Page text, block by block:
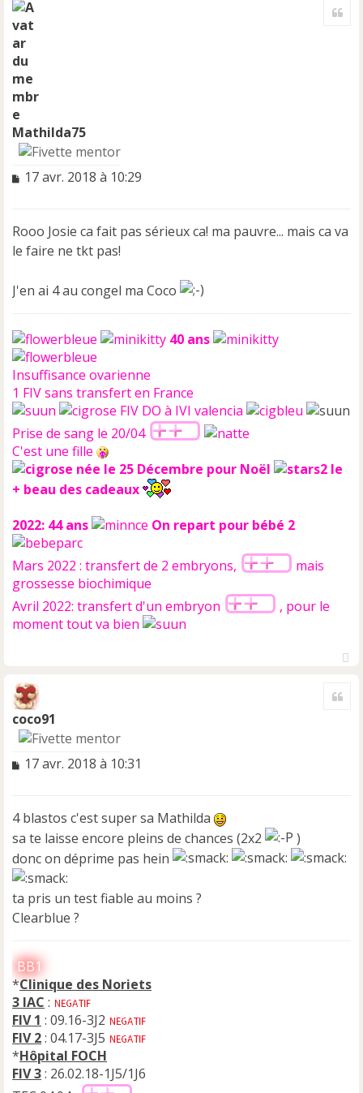
Mathilda75
M
a
g
n
o
l
u
17 avr. 2018 à 10:29
Rooo Josie ca fait pas sérieux ca! ma pauvre... mais ca va
le faire ne tkt pas!
J'en ai 4 au congel ma Coco
40 ans
Insuffisance ovarienne
1 FIV sans transfert en France
FIV DO à IVI valencia
Prise de sang le 20/04
C'est une fille
née le 25 Décembre pour Noël
le
+ beau des cadeaux
2022: 44 ans
On repart pour bébé 2
Mars 2022 : transfert de 2 embryons,
mais
grossesse biochimique
Avril 2022: transfert d'un embryon
, pour le
moment tout va bien
coco91
M
s
a
g
e
n
o
n
l
17 avr. 2018 à 10:31
4 blastos c'est super sa Mathilda
sa te laisse encore pleins de chances (2x2
)
donc on déprime pas hein
ta pris un test fiable au moins ?
Clearblue ?
BB1
*Clinique des Noriets
3 IAC :
FIV 1 : 09.16-3J2
FIV 2: 04.17-3J5
*Hôpital FOCH
FIV 3: 26.02.18-1J5/1J6